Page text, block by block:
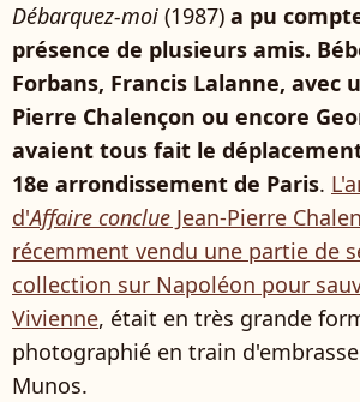
Débarquez-moi (1987) a pu
présence de plusieurs amis.
Forbans, Francis Lalanne, avec
Pierre Chalençon ou encore
avaient tous fait le
18e arrondissement de Paris.
d'Affaire conclue Jean-Pierre
récemment vendu une partie de
collection sur Napoléon pour
Vivienne, était en très grande
photographié en train
Munos.